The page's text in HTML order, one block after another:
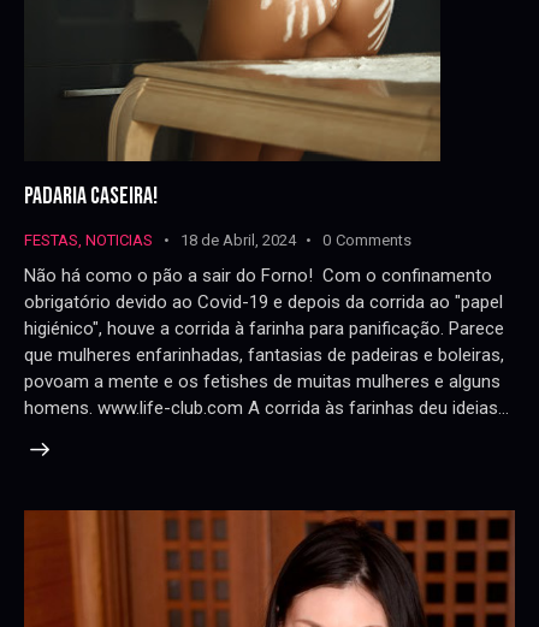
PADARIA CASEIRA!
FESTAS NOTICIAS 18 de Abril, 2024 0 Comments
Não há como o pão a sair do Forno! Com o confinamento
obrigatório devido ao Covid-19 e depois da corrida ao "papel
higiénico", houve a corrida à farinha para panificação. Parece
que mulheres enfarinhadas, fantasias de padeiras e boleiras,
povoam a mente e os fetishes de muitas mulheres e alguns
homens. www.life-club.com A corrida às farinhas deu ideias…